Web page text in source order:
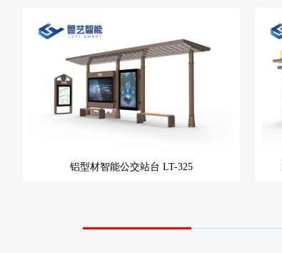
铝型材智能公交站台 LT-325